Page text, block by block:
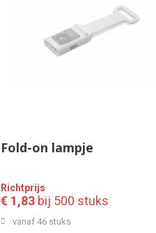
Fold-on lampje
Richtprijs
€ 1,83 bij 500 stuks
vanaf 46 stuks